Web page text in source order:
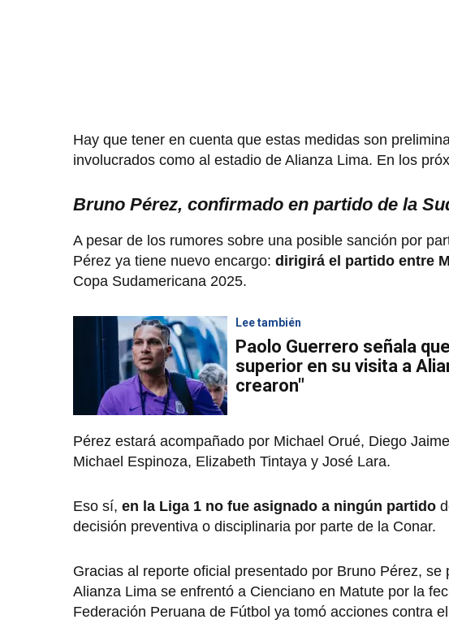
Hay que tener en cuenta que estas medidas son
involucrados como al estadio de Alianza Lima. En los
Bruno Pérez, confirmado en partido de la
A pesar de los rumores sobre una posible sanción por
Pérez ya tiene nuevo encargo: dirigirá el partido entre
Copa Sudamericana 2025.
Lee también
Paolo Guerrero señala
superior en su visita a
crearon"
Pérez estará acompañado por Michael Orué, Diego
Michael Espinoza, Elizabeth Tintaya y José Lara.
Eso sí, en la Liga 1 no fue asignado a ningún partido
decisión preventiva o disciplinaria por parte de la Conar.
Gracias al reporte oficial presentado por Bruno Pérez,
Alianza Lima se enfrentó a Cienciano en Matute por la
Federación Peruana de Fútbol ya tomó acciones contra